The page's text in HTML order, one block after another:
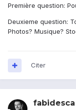
Première question:
Deuxieme question:
Photos? Musique?
Citer
fabidesca